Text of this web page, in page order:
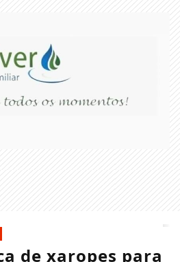
de xaropes para